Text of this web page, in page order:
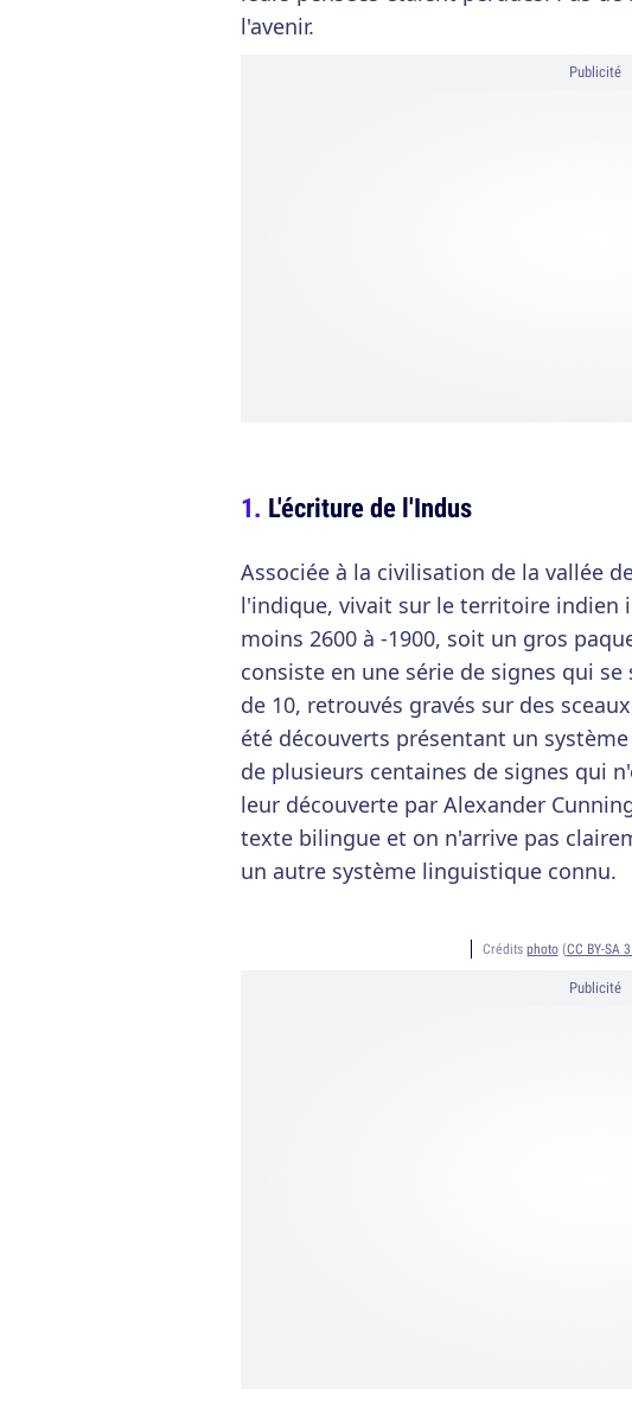
l'avenir.
Publicité
L'écriture de l'Indus
Associée à la civilisation de la vallée
l'indique, vivait sur le territoire indien
moins 2600 à -1900, soit un gros
consiste en une série de signes qui
de 10, retrouvés gravés sur des
été découverts présentant un
de plusieurs centaines de signes qui
leur découverte par Alexander
texte bilingue et on n'arrive pas
un autre système linguistique connu.
Crédits photo(CC BY-SA
Publicité